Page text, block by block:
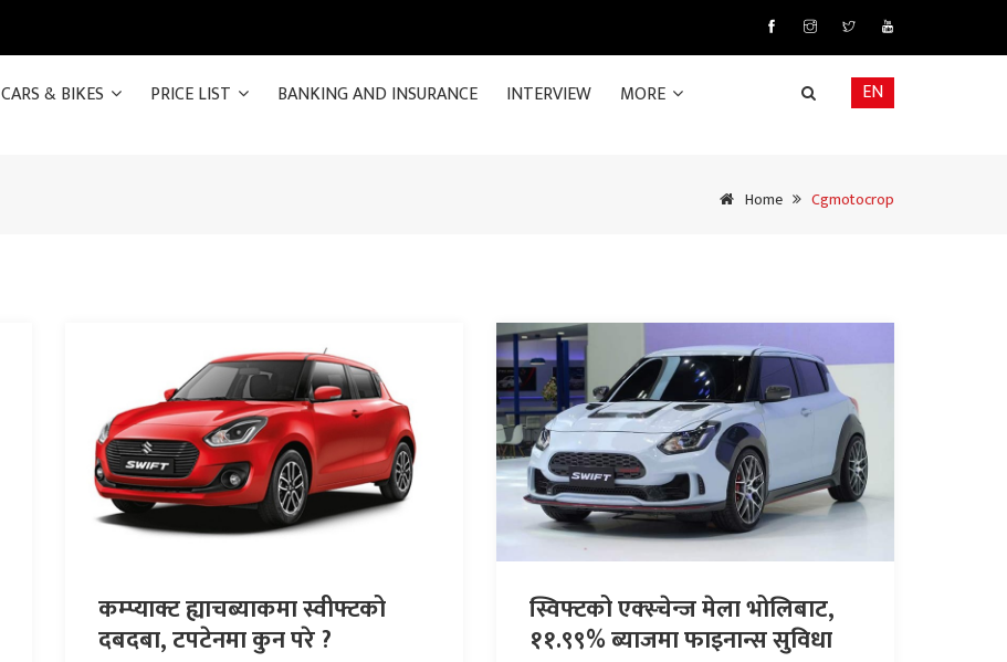
CARS & BIKES PRICE LIST BANKING AND INSURANCE INTERVIEW MORE EN
Home Cgmotocrop
कम्प्याक्ट ह्याचब्याकमा स्वीफ्टको
दबदबा, टपटेनमा कुन परे ?
स्विफ्टको एक्स्चेन्ज मेला भोलिबाट,
११.९९% ब्याजमा फाइनान्स सुविधा